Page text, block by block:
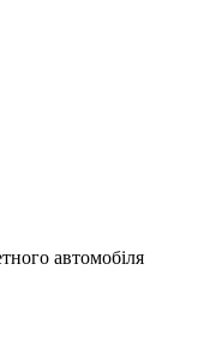
автомобіля